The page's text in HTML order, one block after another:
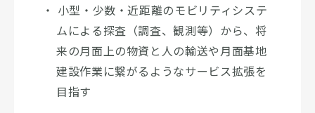
小型・少数・近距離のモビリティシステ
ムによる探査（調査、観測等）から、将
来の月面上の物資と人の輸送や月面基地
建設作業に繋がるようなサービス拡張を
目指す